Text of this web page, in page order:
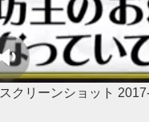
スクリーンショット